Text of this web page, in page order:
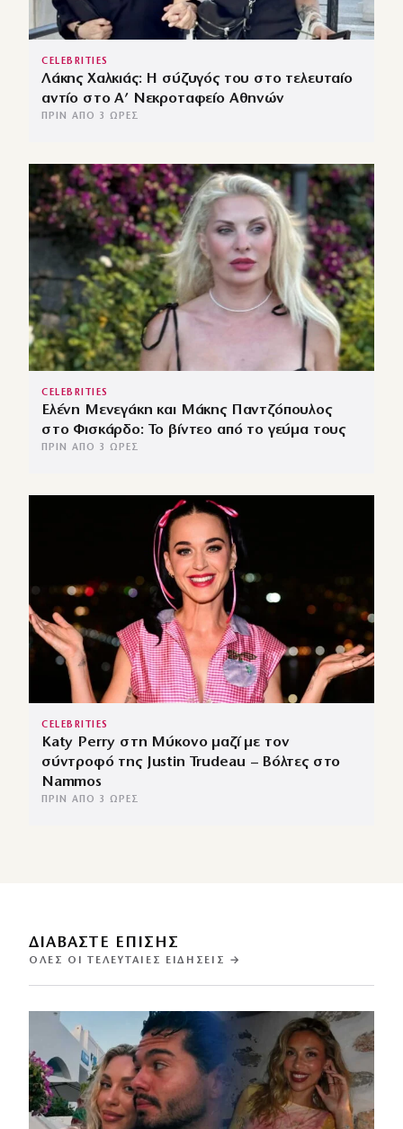
CELEBRITIES
Λάκης Χαλκιάς: Η σύζυγός του στο τελευταίο
αντίο στο Α’ Νεκροταφείο Αθηνών
ΠΡΙΝ ΑΠΌ 3 ΏΡΕΣ
CELEBRITIES
Ελένη Μενεγάκη και Μάκης Παντζόπουλος
στο Φισκάρδο: Το βίντεο από το γεύμα τους
ΠΡΙΝ ΑΠΌ 3 ΏΡΕΣ
CELEBRITIES
Katy Perry στη Μύκονο μαζί με τον
σύντροφό της Justin Trudeau – Βόλτες στο
Nammos
ΠΡΙΝ ΑΠΌ 3 ΏΡΕΣ
ΔΙΑΒΑΣΤΕ ΕΠΙΣΗΣ
ΌΛΕΣ ΟΙ ΤΕΛΕΥΤΑΊΕΣ ΕΙΔΉΣΕΙΣ →